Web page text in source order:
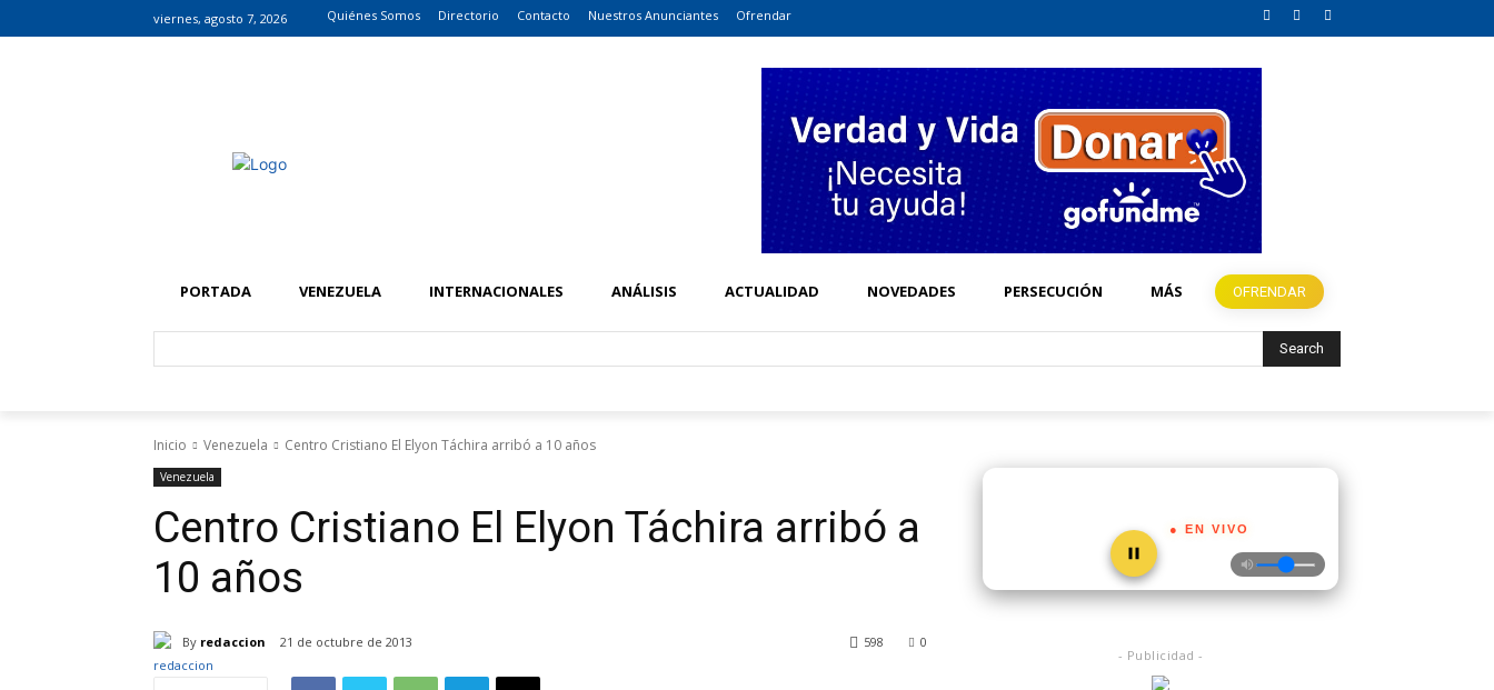
viernes, agosto 7, 2026 Quiénes Somos Directorio Contacto Nuestros Anunciantes Ofrendar
PORTADA VENEZUELA INTERNACIONALES ANÁLISIS ACTUALIDAD NOVEDADES PERSECUCIÓN MÁS OFRENDAR
Search
Inicio Venezuela Centro Cristiano El Elyon Táchira arribó a 10 años
Venezuela
Centro Cristiano El Elyon Táchira arribó a
10 años
By redaccion 21 de octubre de 2013 0
598
● EN VIVO
- Publicidad -